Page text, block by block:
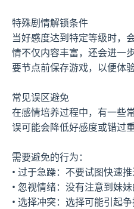
特殊剧情解锁条件
当好感度达到特定等级时，
情不仅内容丰富，还会进一
要节点前保存游戏，以便体
常见误区避免
在感情培养过程中，有一些
误可能会降低好感度或错过
需要避免的行为：
• 过于急躁：不要试图快速
• 忽视情绪：没有注意到妹
• 选择冲突：选择可能引起